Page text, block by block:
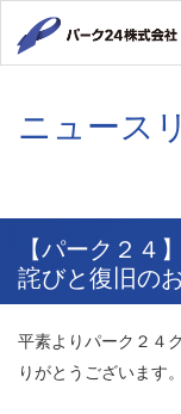
ニュース
【パーク２４
詫びと復旧の
平素よりパーク２４
りがとうございます。